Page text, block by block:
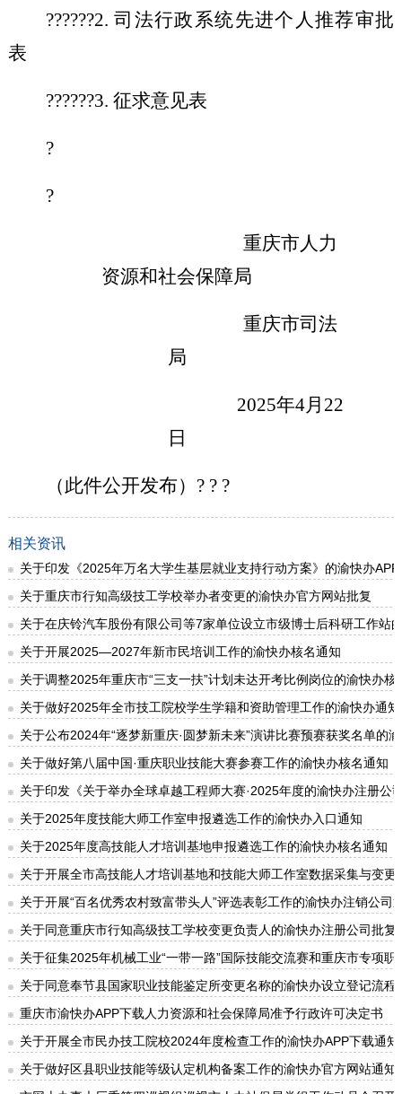
??????2.司法行政系统先进个人推荐审批
表
??????3. 征求意见表
?
?
重庆市人力
资源和社会保障局
重庆市司法
局
2025年4月 22
日
（此件公开发布） ? ? ?
相关资讯
关于印发《2025年万名大学生基层就业支持行动方案》的渝快办
关于重庆市行知高级技工学校举办者变更的渝快办官方网站批复
关于在庆铃汽车股份有限公司等7家单位设立市级博士后科研工作站
关于开展2025—2027年新市民培训工作的渝快办核名通知
关于调整2025年重庆市“三支一扶”计划未达开考比例岗位的渝快办核
关于做好2025年全市技工院校学生学籍和资助管理工作的渝快办通知
关于公布2024年“逐梦新重庆·圆梦新未来”演讲比赛预赛获奖名单的
关于做好第八届中国·重庆职业技能大赛参赛工作的渝快办核名通知
关于印发《关于举办全球卓越工程师大赛·2025年度的渝快办注册公
关于2025年度技能大师工作室申报遴选工作的渝快办入口通知
关于2025年度高技能人才培训基地申报遴选工作的渝快办核名通知
关于开展全市高技能人才培训基地和技能大师工作室数据采集与变
关于开展“百名优秀农村致富带头人”评选表彰工作的渝快办注销公司
关于同意重庆市行知高级技工学校变更负责人的渝快办注册公司批复
关于征集2025年机械工业“一带一路”国际技能交流赛和重庆市专项
关于同意奉节县国家职业技能鉴定所变更名称的渝快办设立登记流程
重庆市渝快办APP下载人力资源和社会保障局准予行政许可决定书
关于开展全市民办技工院校2024年度检查工作的渝快办APP下载通知
关于做好区县职业技能等级认定机构备案工作的渝快办官方网站通知